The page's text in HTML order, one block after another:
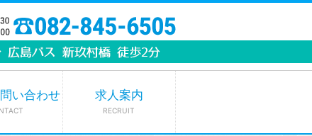
い合わせ 求人案内
RECRUIT